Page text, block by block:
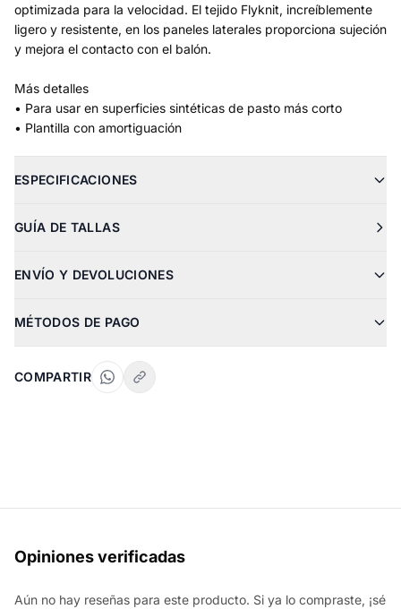
optimizada para la velocidad. El tejido Flyknit, increíblemente
ligero y resistente, en los paneles laterales proporciona sujeción
y mejora el contacto con el balón.
Más detalles
• Para usar en superficies sintéticas de pasto más corto
• Plantilla con amortiguación
ESPECIFICACIONES
GUÍA DE TALLAS
ENVÍO Y DEVOLUCIONES
MÉTODOS DE PAGO
COMPARTIR
Opiniones verificadas
Aún no hay reseñas para este producto. Si ya lo compraste, ¡sé